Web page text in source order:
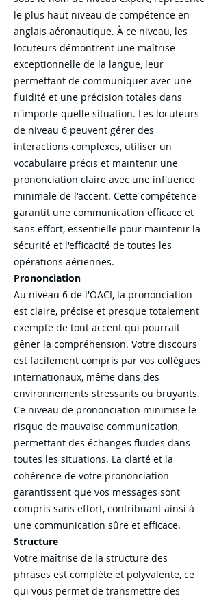
le plus haut niveau de compétence en
anglais aéronautique. À ce niveau, les
locuteurs démontrent une maîtrise
exceptionnelle de la langue, leur
permettant de communiquer avec une
fluidité et une précision totales dans
n'importe quelle situation. Les locuteurs
de niveau 6 peuvent gérer des
interactions complexes, utiliser un
vocabulaire précis et maintenir une
prononciation claire avec une influence
minimale de l'accent. Cette compétence
garantit une communication efficace et
sans effort, essentielle pour maintenir la
sécurité et l'efficacité de toutes les
opérations aériennes.
Prononciation
Au niveau 6 de l'OACI, la prononciation
est claire, précise et presque totalement
exempte de tout accent qui pourrait
gêner la compréhension. Votre discours
est facilement compris par vos collègues
internationaux, même dans des
environnements stressants ou bruyants.
Ce niveau de prononciation minimise le
risque de mauvaise communication,
permettant des échanges fluides dans
toutes les situations. La clarté et la
cohérence de votre prononciation
garantissent que vos messages sont
compris sans effort, contribuant ainsi à
une communication sûre et efficace.
Structure
Votre maîtrise de la structure des
phrases est complète et polyvalente, ce
qui vous permet de transmettre des